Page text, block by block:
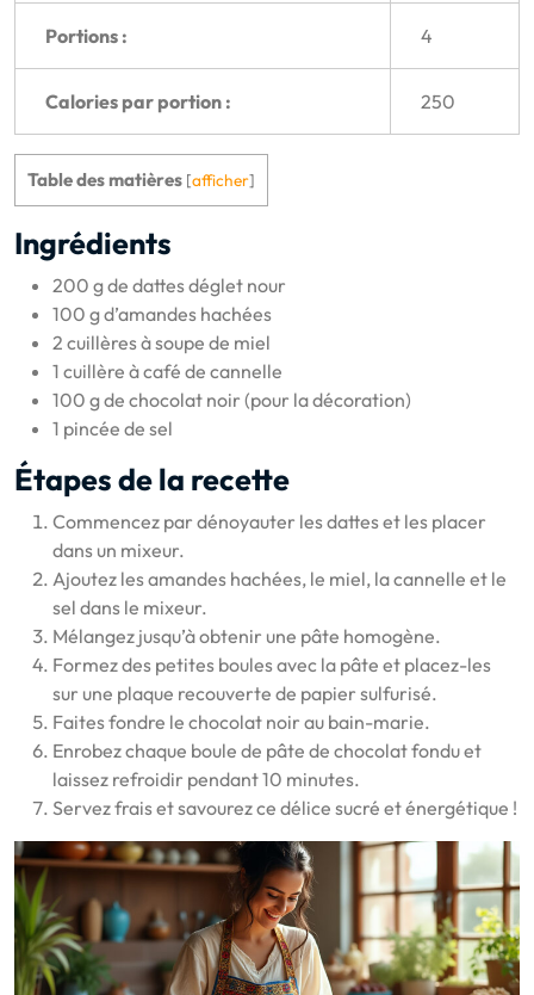
Portions : 4
Calories par portion : 250
Table des matières [afficher]
Ingrédients
200 g de dattes déglet nour
100 g d’amandes hachées
2 cuillères à soupe de miel
1 cuillère à café de cannelle
100 g de chocolat noir (pour la décoration)
1 pincée de sel
Étapes de la recette
Commencez par dénoyauter les dattes et les placer
dans un mixeur.
Ajoutez les amandes hachées, le miel, la cannelle et le
sel dans le mixeur.
Mélangez jusqu’à obtenir une pâte homogène.
Formez des petites boules avec la pâte et placez-les
sur une plaque recouverte de papier sulfurisé.
Faites fondre le chocolat noir au bain-marie.
Enrobez chaque boule de pâte de chocolat fondu et
laissez refroidir pendant 10 minutes.
Servez frais et savourez ce délice sucré et énergétique !